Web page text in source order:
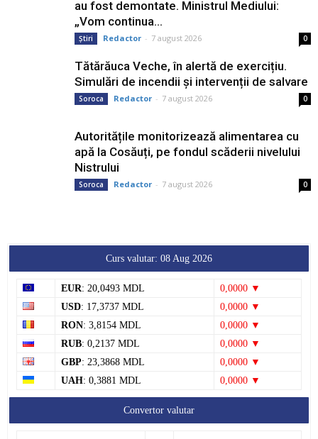
au fost demontate. Ministrul Mediului:
„Vom continua...
Știri Redactor - 7 august 2026 0
Tătărăuca Veche, în alertă de exercițiu.
Simulări de incendii și intervenții de salvare
Soroca Redactor - 7 august 2026 0
Autoritățile monitorizează alimentarea cu
apă la Cosăuți, pe fondul scăderii nivelului
Nistrului
Soroca Redactor - 7 august 2026 0
Curs valutar: 08 Aug 2026
EUR: 20,0493 MDL
0,0000 ▼
USD: 17,3737 MDL
0,0000 ▼
RON: 3,8154 MDL
0,0000 ▼
RUB: 0,2137 MDL
0,0000 ▼
GBP: 23,3868 MDL
0,0000 ▼
UAH: 0,3881 MDL 0,0000 ▼
Convertor valutar